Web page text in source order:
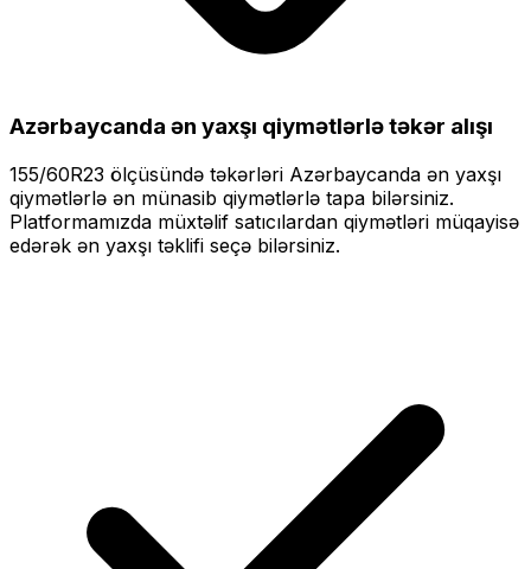
Azərbaycanda ən yaxşı qiymətlərlətəkər alışı
155/60R23 ölçüsündə təkərləri Azərbaycanda ən yaxşı
qiymətlərlə ən münasib qiymətlərlə tapa bilərsiniz.
Platformamızda müxtəlif satıcılardan qiymətləri müqayisə
edərək ən yaxşı təklifi seçə bilərsiniz.